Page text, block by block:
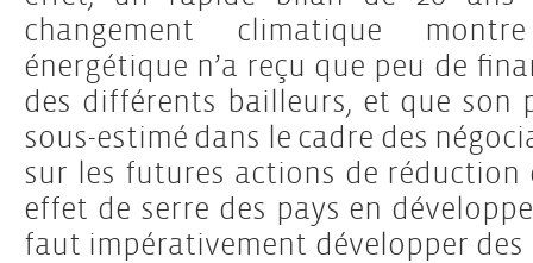
changement climatique
énergétique n’a reçu que peu de
des différents bailleurs, et que son
sous-estimé dans le cadre des
sur les futures actions de réduction
effet de serre des pays en
faut impérativement développer